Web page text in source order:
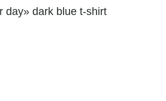
day» dark blue t-shirt